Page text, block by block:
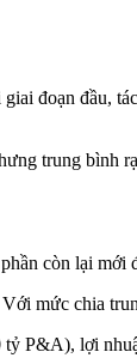
đoạn đầu,
trung
còn lại mới
mức chia
P&A), lợi